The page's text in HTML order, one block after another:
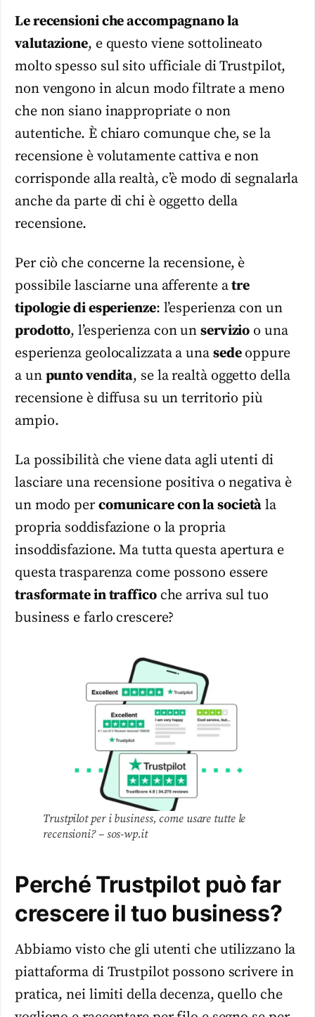
Le recensioni che accompagnano la
valutazione, e questo viene sottolineato
molto spesso sul sito ufficiale di Trustpilot,
non vengono in alcun modo filtrate a meno
che non siano inappropriate o non
autentiche. È chiaro comunque che, se la
recensione è volutamente cattiva e non
corrisponde alla realtà, c’è modo di segnalarla
anche da parte di chi è oggetto della
recensione.
Per ciò che concerne la recensione, è
possibile lasciarne una afferente atre
tipologie di esperienze: l’esperienza con un
prodotto, l’esperienza con unservizio o una
esperienza geolocalizzata a una sedeoppure
a un punto vendita, se la realtà oggetto della
recensione è diffusa su un territorio più
ampio.
La possibilità che viene data agli utenti di
lasciare una recensione positiva o negativa è
un modo percomunicare con la società la
propria soddisfazione o la propria
insoddisfazione. Ma tutta questa apertura e
questa trasparenza come possono essere
trasformate in trafficoche arriva sul tuo
business e farlo crescere?
Trustpilot per i business, come usare tutte le
recensioni? – sos-wp.it
Perché Trustpilot può far
crescere il tuo business?
Abbiamo visto che gli utenti che utilizzano la
piattaforma di Trustpilot possono scrivere in
pratica, nei limiti della decenza, quello che